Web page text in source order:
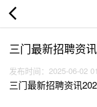
三门最新招聘资
发布时间：2025-06-02
三门最新招聘资讯